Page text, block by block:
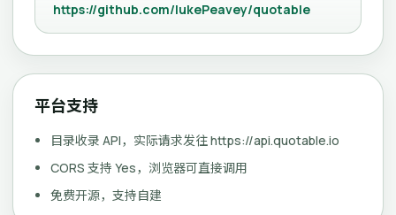
https://github.com/lukePeavey/quotable
平台支持
目录收录 API，实际请求发往 https://api.quotable.io
CORS 支持 Yes，浏览器可直接调用
免费开源，支持自建